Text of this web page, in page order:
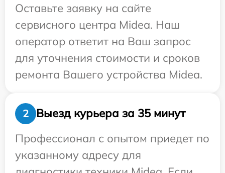
Оставьте заявку на сайте
сервисного центра Midea. Наш
оператор ответит на Ваш запрос
для уточнения стоимости и сроков
ремонта Вашего устройства Midea.
2
Выезд курьера за 35 минут
Профессионал с опытом приедет по
указанному адресу для